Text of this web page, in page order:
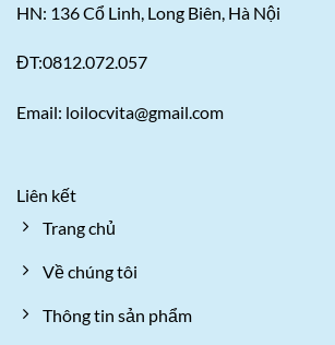
HN: 136 Cổ Linh, Long Biên, Hà Nội
ĐT:0812.072.057
Email: loilocvita@gmail.com
Liên kết
Trang chủ
Về chúng tôi
Thông tin sản phẩm